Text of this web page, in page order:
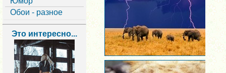
Обои - разное
Это интересно...